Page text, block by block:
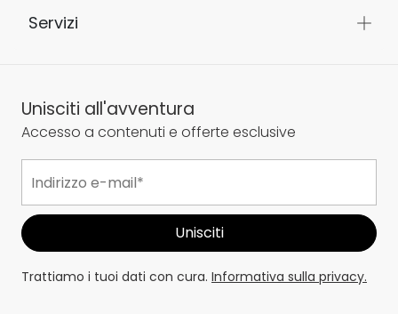
Servizi
Unisciti all'avventura
Accesso a contenuti e offerte esclusive
Trattiamo i tuoi dati con cura. Informativa sulla privacy.